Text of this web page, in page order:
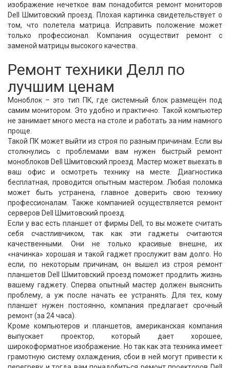
изображение нечеткое вам понадобится ремонт мониторов
Dell Шмитовский проезд. Плохая картинка свидетельствует о
том, что полетела матрица. Исправить положение может
только профессионал. Компания осуществит ремонт с
заменой матрицы высокого качества.
Ремонт техники Делл по
лучшим ценам
Моноблок – это тип ПК, где системный блок размещён под
самим монитором. Это удобно и практично. Такой компьютер
не занимает много места на столе и работать за ним намного
проще.
Такой ПК может выйти из строя по разным причинам. Если вы
столкнулись с проблемами вам нужен быстрый ремонт
моноблоков Dell Шмитовский проезд. Мастер может выехать в
ваш офис и осмотреть технику на месте. Диагностика
бесплатная, проводится опытным мастером. Любая поломка
может быть устранена, главное доверить свою технику
профессионалам. Также компанией осуществляется ремонт
серверов Dell Шмитовский проезд.
Если у вас есть планшет от фирмы Dell, то вы можете считать
себя счастливчиком, так как эти гаджеты считаются
качественными. Они не только красивые внешне, их
«начинка» хорошая и такой гаджет прослужит вам долго. Но
если, по некоторым причинам, он вышел из строя ремонт
планшетов Dell Шмитовский проезд поможет продлить жизнь
вашему гаджету. Сперва опытный мастер должен выяснить
проблему, а уж после начать ее устранять. Для тех, кому
планшет нужен постоянно, компания предлагает срочный
ремонт (за 24 часа).
Кроме компьютеров и планшетов, американская компания
выпускает проектор, который дает хорошее,
широкоформатное изображение. Но так как эта техника имеет
грамотную систему охлаждения, сбои в ней могут привести к